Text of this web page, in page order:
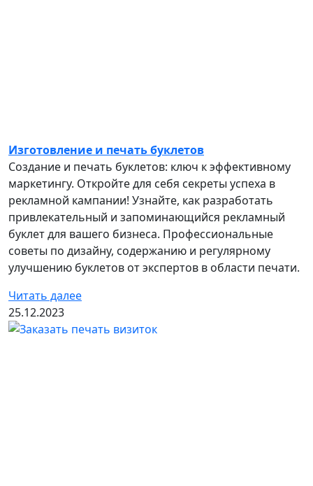
Изготовление и печать буклетов
Создание и печать буклетов: ключ к эффективному
маркетингу. Откройте для себя секреты успеха в
рекламной кампании! Узнайте, как разработать
привлекательный и запоминающийся рекламный
буклет для вашего бизнеса. Профессиональные
советы по дизайну, содержанию и регулярному
улучшению буклетов от экспертов в области печати.
Читать далее
25.12.2023